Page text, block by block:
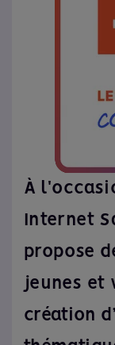
À
Internet
propose
jeunes et
création